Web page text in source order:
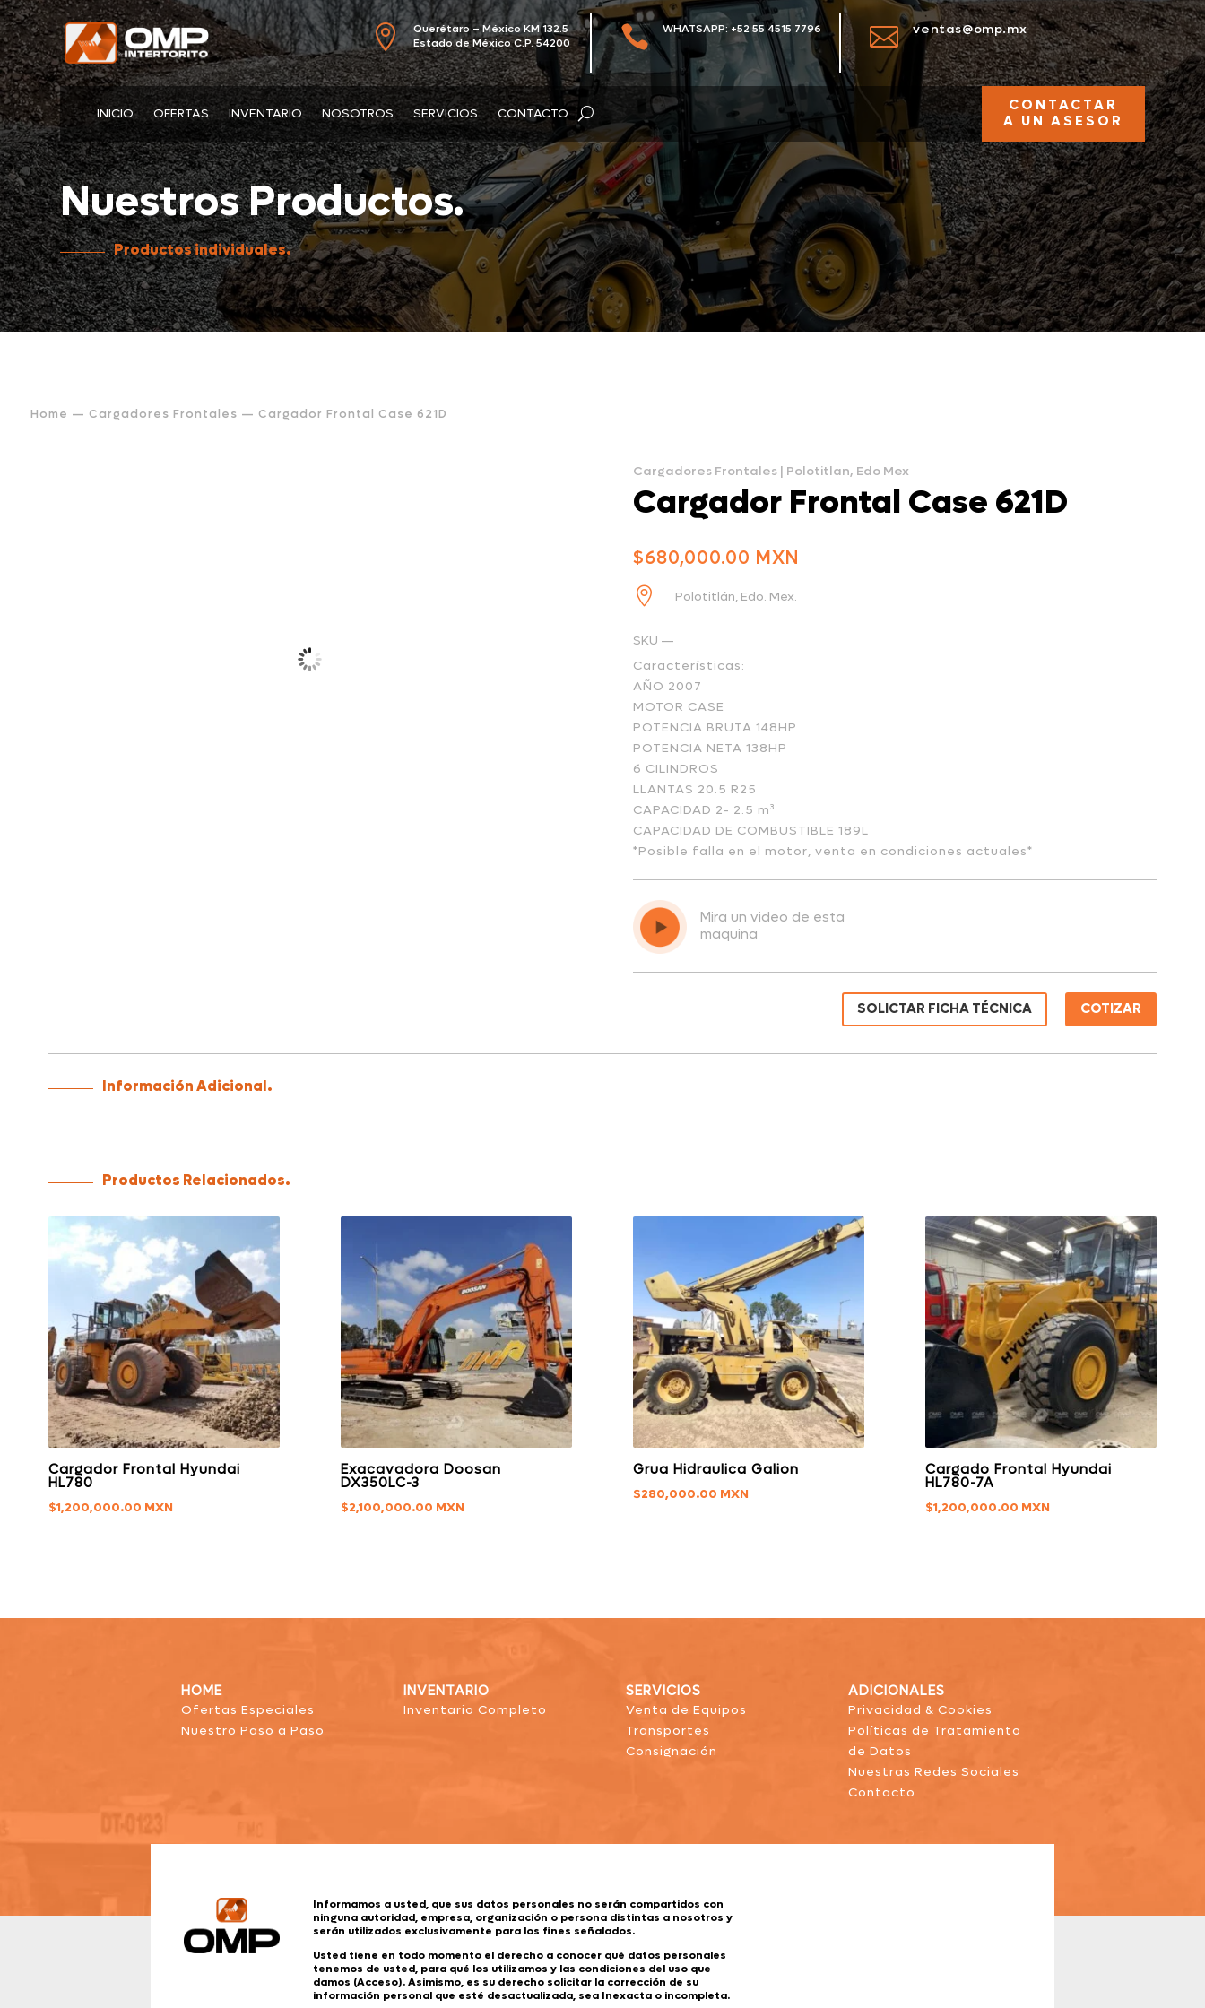

Querétaro – México KM 132.5
Estado de México C.P. 54200
 WHATSAPP: +52 55 4515 7796  ventas@omp.mx
INICIO OFERTAS INVENTARIO NOSOTROS SERVICIOS CONTACTO
CONTACTAR
A UN ASESOR
Nuestros Productos.
Productos individuales.
Home — Cargadores Frontales — Cargador Frontal Case 621D
Cargadores Frontales| Polotitlan, Edo Mex
Cargador Frontal Case 621D
$680,000.00
 Polotitlán, Edo. Mex.
SKU —
Características:
AÑO 2007
MOTOR CASE
POTENCIA BRUTA 148HP
POTENCIA NETA 138HP
6 CILINDROS
LLANTAS 20.5 R25
CAPACIDAD 2- 2.5 m³
CAPACIDAD DE COMBUSTIBLE 189L
*Posible falla en el motor, venta en condiciones actuales*
Mira un video de esta
maquina
SOLICTAR FICHA TÉCNICA COTIZAR
Información Adicional.
Productos Relacionados.
Cargador Frontal Hyundai
HL780
$1,200,000.00
Exacavadora Doosan
DX350LC-3
$2,100,000.00
Grua Hidraulica Galion
$280,000.00
Cargado Frontal Hyundai
HL780-7A
$1,200,000.00
HOME
Ofertas Especiales
Nuestro Paso a Paso
INVENTARIO
Inventario Completo
SERVICIOS
Venta de Equipos
Transportes
Consignación
ADICIONALES
Privacidad & Cookies
Políticas de Tratamiento
de Datos
Nuestras Redes Sociales
Contacto
Informamos a usted, que sus datos personales no serán compartidos con
ninguna autoridad, empresa, organización o persona distintas a nosotros y
serán utilizados exclusivamente para los fines señalados.
Usted tiene en todo momento el derecho a conocer qué datos personales
tenemos de usted, para qué los utilizamos y las condiciones del uso que
damos (Acceso). Asimismo, es su derecho solicitar la corrección de su
información personal que esté desactualizada, sea Inexacta o incompleta.